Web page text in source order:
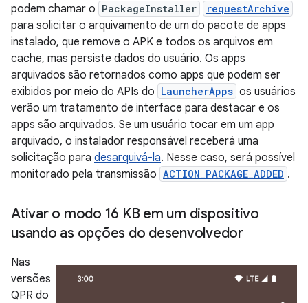
podem chamar o PackageInstaller requestArchive
para solicitar o arquivamento de um do pacote de apps
instalado, que remove o APK e todos os arquivos em
cache, mas persiste dados do usuário. Os apps
arquivados são retornados como apps que podem ser
exibidos por meio do APIs do LauncherApps os usuários
verão um tratamento de interface para destacar e os
apps são arquivados. Se um usuário tocar em um app
arquivado, o instalador responsável receberá uma
solicitação para desarquivá-la. Nesse caso, será possível
monitorado pela transmissão ACTION_PACKAGE_ADDED .
Ativar o modo 16 KB em um dispositivo
usando as opções do desenvolvedor
Nas
versões
QPR do